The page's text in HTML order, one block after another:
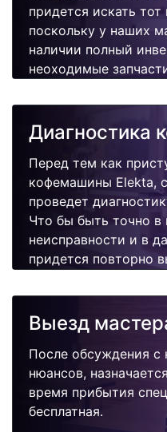
придется искать
поскольку у наших
наличии полный
неоходимые
качественно и
Диагностика
Перед тем как
кофемашины Elekta,
проведет
Что бы быть точно в
неисправности и в
придется повторно
Выезд
После обсуждения
нюансов,
время прибытия
бесплатная.